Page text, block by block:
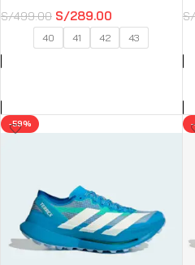
S/499.00 S/289.00
40 41 42 43
S/
-59%